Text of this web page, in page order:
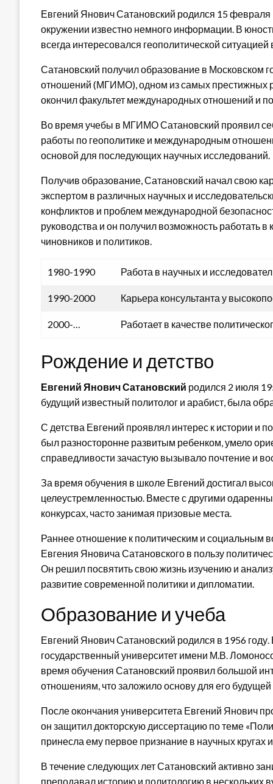
Евгений Янович Сатановский родился 15
окружении известно немного информации. В
всегда интересовался геополитической ситуацией
Сатановский получил образование в Московском
отношений (МГИМО), одном из самых престижных
окончил факультет международных отношений и
Во время учебы в МГИМО Сатановский проявил
работы по геополитике и международным
основой для последующих научных исследований.
Получив образование, Сатановский начал свою
экспертом в различных научных и
конфликтов и проблем международной
руководства и он получил возможность работать
чиновников и политиков.
1980-1990 Работа в научных и
1990-2000 Карьера консультанта у
2000-… Работает в качестве
Рождение и детство
Евгений Янович Сатановский родился 2 июля
будущий известный политолог и арабист, была
С детства Евгений проявлял интерес к истории и
был разносторонне развитым ребенком, умело
справедливости зачастую вызывало почтение и
За время обучения в школе Евгений достигал
целеустремленностью. Вместе с другими
конкурсах, часто занимая призовые места.
Раннее отношение к политическим и социальным
Евгения Яновича Сатановского в пользу
Он решил посвятить свою жизнь изучению и
развитие современной политики и дипломатии.
Образование и учеба
Евгений Янович Сатановский родился в 1956
государственный университет имени М.В.
время обучения Сатановский проявил большой
отношениям, что заложило основу для его
После окончания университета Евгений Янович
он защитил докторскую диссертацию по теме
принесла ему первое признание в научных кругах
В течение следующих лет Сатановский активно
преподавал историю и политологию в